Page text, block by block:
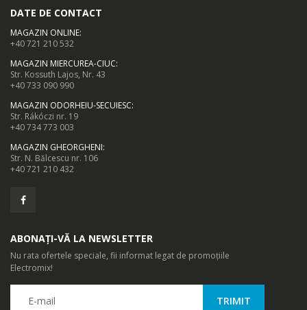
DATE DE CONTACT
MAGAZIN ONLINE:
+40 721 210 532
MAGAZIN MIERCUREA-CIUC:
Str. Kossuth Lajos, Nr. 43
+40 733 090 990
MAGAZIN ODORHEIU-SECUIESC:
Str. Rákóczi nr. 19
+40 734 773 003
MAGAZIN GHEORGHENI:
Str. N. Bălcescu nr. 106
+40 721 210 432
ABONAȚI-VĂ LA NEWSLETTER
Nu rata ofertele speciale, fii informat legat de promoțiile
Electromix!